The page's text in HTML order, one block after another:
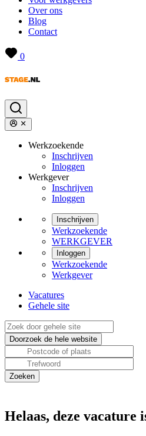
Over ons
Blog
Contact
0
Werkzoekende
Inschrijven
Inloggen
Werkgever
Inschrijven
Inloggen
Inschrijven
Werkzoekende
WERKGEVER
Inloggen
Werkzoekende
Werkgever
Vacatures
Gehele site
Helaas, deze vacature